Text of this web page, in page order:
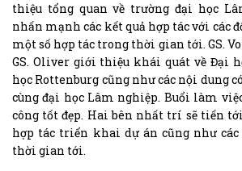
thiệu tổng quan về trường đại học
nhấn mạnh các kết quả hợp tác với các
một số hợp tác trong thời gian tới. GS.
GS. Oliver giới thiệu khái quát về Đại
học Rottenburg cũng như các nội dung
cùng đại học Lâm nghiệp. Buổi làm
công tốt đẹp. Hai bên nhất trí sẽ tiến
hợp tác triển khai dự án cũng như
thời gian tới.